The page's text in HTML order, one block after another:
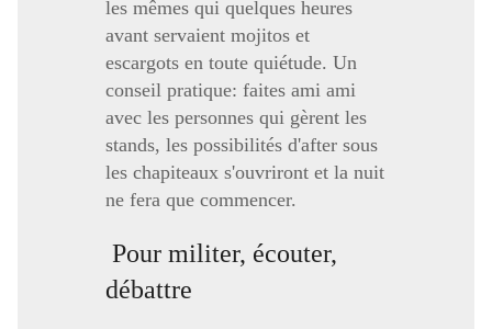
les mêmes qui quelques heures
avant servaient mojitos et
escargots en toute quiétude. Un
conseil pratique: faites ami ami
avec les personnes qui gèrent les
stands, les possibilités d'after sous
les chapiteaux s'ouvriront et la nuit
ne fera que commencer.
Pour militer, écouter,
débattre